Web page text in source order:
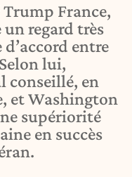
France,
regard très
entre
lui,
conseillé, en
et Washington
supériorité
en succès